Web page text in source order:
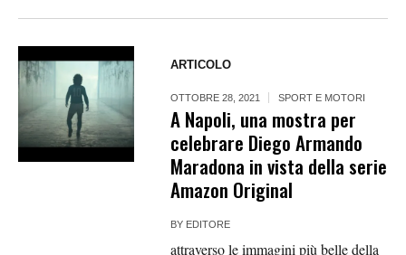
ARTICOLO
OTTOBRE 28, 2021 SPORT E MOTORI
A Napoli, una mostra per
celebrare Diego Armando
Maradona in vista della serie
Amazon Original
BY EDITORE
attraverso le immagini più belle della